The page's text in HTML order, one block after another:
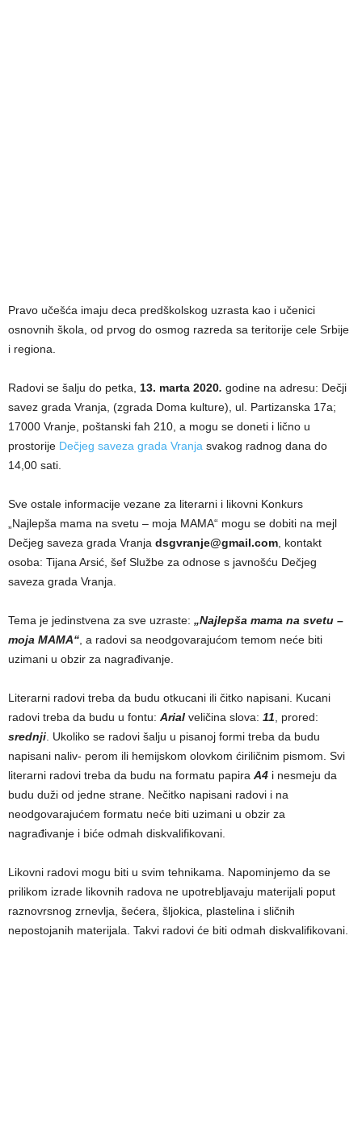
Pravo učešća imaju deca predškolskog uzrasta kao i učenici
osnovnih škola, od prvog do osmog razreda sa teritorije cele Srbije
i regiona.
Radovi se šalјu do petka, 13. marta 2020. godine na adresu: Dečji
savez grada Vranja, (zgrada Doma kulture), ul. Partizanska 17a;
17000 Vranje, poštanski fah 210, a mogu se doneti i lično u
prostorije Dečjeg saveza grada Vranja svakog radnog dana do
14,00 sati.
Sve ostale informacije vezane za literarni i likovni Konkurs
„Najlepša mama na svetu – moja MAMA“ mogu se dobiti na mejl
Dečjeg saveza grada Vranja dsgvranje@gmail.com, kontakt
osoba: Tijana Arsić, šef Službe za odnose s javnošću Dečjeg
saveza grada Vranja.
Tema je jedinstvena za sve uzraste: „Najlepša mama na svetu –
moja MAMA“, a radovi sa neodgovarajućom temom neće biti
uzimani u obzir za nagrađivanje.
Literarni radovi treba da budu otkucani ili čitko napisani. Kucani
radovi treba da budu u fontu: Arial veličina slova: 11, prored:
srednji. Ukoliko se radovi šalјu u pisanoj formi treba da budu
napisani naliv- perom ili hemijskom olovkom ćiriličnim pismom. Svi
literarni radovi treba da budu na formatu papira A4 i nesmeju da
budu duži od jedne strane. Nečitko napisani radovi i na
neodgovarajućem formatu neće biti uzimani u obzir za
nagrađivanje i biće odmah diskvalifikovani.
Likovni radovi mogu biti u svim tehnikama. Napominjemo da se
prilikom izrade likovnih radova ne upotreblјavaju materijali poput
raznovrsnog zrnevlјa, šećera, šlјokica, plastelina i sličnih
nepostojanih materijala. Takvi radovi će biti odmah diskvalifikovani.